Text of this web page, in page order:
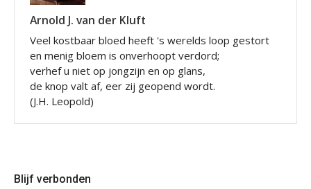
Arnold J. van der Kluft
Veel kostbaar bloed heeft 's werelds loop gestort
en menig bloem is onverhoopt verdord;
verhef u niet op jongzijn en op glans,
de knop valt af, eer zij geopend wordt.
(J.H. Leopold)
Blijf verbonden